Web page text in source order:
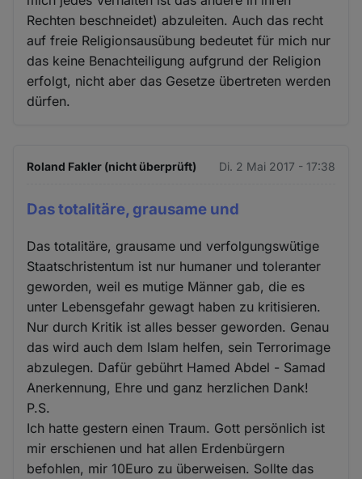
Rechten beschneidet) abzuleiten. Auch das recht
auf freie Religionsausübung bedeutet für mich nur
das keine Benachteiligung aufgrund der Religion
erfolgt, nicht aber das Gesetze übertreten werden
dürfen.
Roland Fakler (nicht überprüft) Di. 2 Mai 2017 - 17:38
Das totalitäre, grausame und
Das totalitäre, grausame und verfolgungswütige
Staatschristentum ist nur humaner und toleranter
geworden, weil es mutige Männer gab, die es
unter Lebensgefahr gewagt haben zu kritisieren.
Nur durch Kritik ist alles besser geworden. Genau
das wird auch dem Islam helfen, sein Terrorimage
abzulegen. Dafür gebührt Hamed Abdel - Samad
Anerkennung, Ehre und ganz herzlichen Dank!
P.S.
Ich hatte gestern einen Traum. Gott persönlich ist
mir erschienen und hat allen Erdenbürgern
befohlen, mir 10Euro zu überweisen. Sollte das